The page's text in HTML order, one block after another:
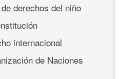
derechos del niño
internacional
de Naciones